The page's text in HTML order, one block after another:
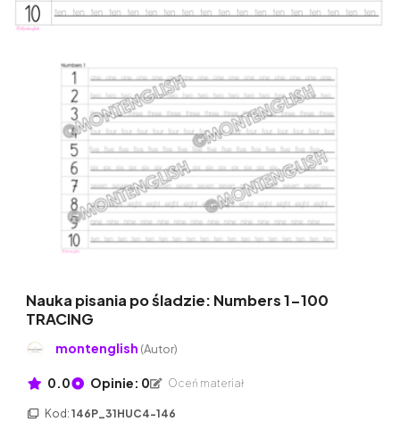
Nauka pisania po śladzie: Numbers 1-100
TRACING
montenglish (Autor)
0.0 Opinie: 0 Oceń materiał
Kod: 146P_31HUC4-146